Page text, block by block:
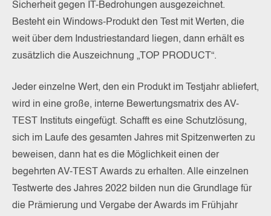
Sicherheit gegen IT-Bedrohungen ausgezeichnet.
Besteht ein Windows-Produkt den Test mit Werten, die
weit über dem Industriestandard liegen, dann erhält es
zusätzlich die Auszeichnung „TOP PRODUCT“.
Jeder einzelne Wert, den ein Produkt im Testjahr abliefert,
wird in eine große, interne Bewertungsmatrix des AV-
TEST Instituts eingefügt. Schafft es eine Schutzlösung,
sich im Laufe des gesamten Jahres mit Spitzenwerten zu
beweisen, dann hat es die Möglichkeit einen der
begehrten AV-TEST Awards zu erhalten. Alle einzelnen
Testwerte des Jahres 2022 bilden nun die Grundlage für
die Prämierung und Vergabe der Awards im Frühjahr